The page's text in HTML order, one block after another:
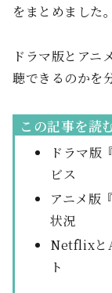
をまとめました。
ドラマ版とアニ
聴できるのかを
この記事を読
ドラマ版
ビス
アニメ版
状況
Netflixと
ト